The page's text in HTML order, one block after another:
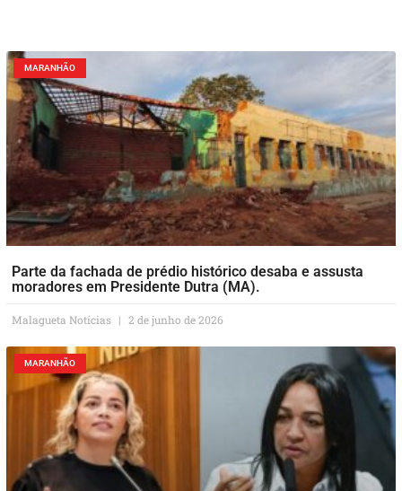
MARANHÃO
Parte da fachada de prédio histórico desaba e assusta
moradores em Presidente Dutra (MA).
Malagueta Notícias 2 de junho de 2026
MARANHÃO